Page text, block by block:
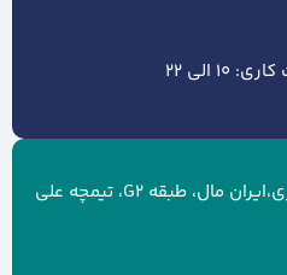
10 الی 22
تهران، بزرگراه شهید خرازی،ایران مال، طبقه G2، تیمچه علی